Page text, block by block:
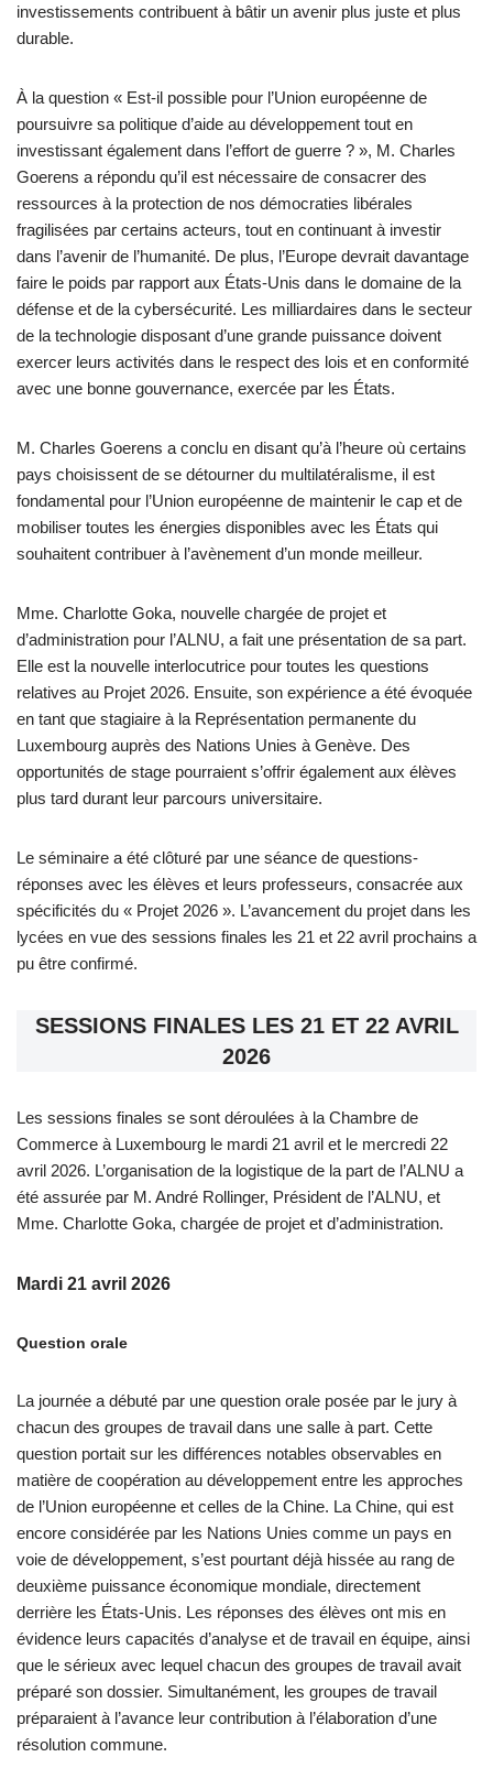
investissements contribuent à bâtir un avenir plus juste et plus
durable.
À la question « Est-il possible pour l’Union européenne de
poursuivre sa politique d’aide au développement tout en
investissant également dans l’effort de guerre ? », M. Charles
Goerens a répondu qu’il est nécessaire de consacrer des
ressources à la protection de nos démocraties libérales
fragilisées par certains acteurs, tout en continuant à investir
dans l’avenir de l’humanité. De plus, l’Europe devrait davantage
faire le poids par rapport aux États-Unis dans le domaine de la
défense et de la cybersécurité. Les milliardaires dans le secteur
de la technologie disposant d’une grande puissance doivent
exercer leurs activités dans le respect des lois et en conformité
avec une bonne gouvernance, exercée par les États.
M. Charles Goerens a conclu en disant qu’à l’heure où certains
pays choisissent de se détourner du multilatéralisme, il est
fondamental pour l’Union européenne de maintenir le cap et de
mobiliser toutes les énergies disponibles avec les États qui
souhaitent contribuer à l’avènement d’un monde meilleur.
Mme. Charlotte Goka, nouvelle chargée de projet et
d’administration pour l’ALNU, a fait une présentation de sa part.
Elle est la nouvelle interlocutrice pour toutes les questions
relatives au Projet 2026. Ensuite, son expérience a été évoquée
en tant que stagiaire à la Représentation permanente du
Luxembourg auprès des Nations Unies à Genève. Des
opportunités de stage pourraient s’offrir également aux élèves
plus tard durant leur parcours universitaire.
Le séminaire a été clôturé par une séance de questions-
réponses avec les élèves et leurs professeurs, consacrée aux
spécificités du « Projet 2026 ». L’avancement du projet dans les
lycées en vue des sessions finales les 21 et 22 avril prochains a
pu être confirmé.
SESSIONS FINALES LES 21 ET 22 AVRIL
2026
Les sessions finales se sont déroulées à la Chambre de
Commerce à Luxembourg le mardi 21 avril et le mercredi 22
avril 2026. L’organisation de la logistique de la part de l’ALNU a
été assurée par M. André Rollinger, Président de l’ALNU, et
Mme. Charlotte Goka, chargée de projet et d’administration.
Mardi 21 avril 2026
Question orale
La journée a débuté par une question orale posée par le jury à
chacun des groupes de travail dans une salle à part. Cette
question portait sur les différences notables observables en
matière de coopération au développement entre les approches
de l’Union européenne et celles de la Chine. La Chine, qui est
encore considérée par les Nations Unies comme un pays en
voie de développement, s’est pourtant déjà hissée au rang de
deuxième puissance économique mondiale, directement
derrière les États-Unis. Les réponses des élèves ont mis en
évidence leurs capacités d’analyse et de travail en équipe, ainsi
que le sérieux avec lequel chacun des groupes de travail avait
préparé son dossier. Simultanément, les groupes de travail
préparaient à l’avance leur contribution à l’élaboration d’une
résolution commune.